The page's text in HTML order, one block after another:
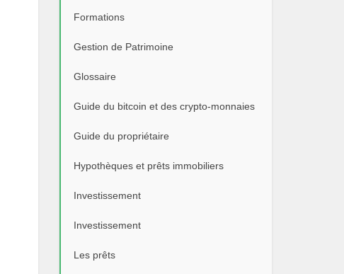
Formations
Gestion de Patrimoine
Glossaire
Guide du bitcoin et des crypto-monnaies
Guide du propriétaire
Hypothèques et prêts immobiliers
Investissement
Investissement
Les prêts